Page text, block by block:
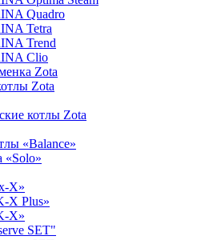
Quadro
Tetra
Trend
Clio
Zota
Zota
котлы Zota
«Balance»
«Solo»
X»
X Plus»
X»
SET"